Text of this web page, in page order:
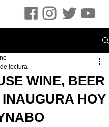
WINE, BEER
HOY
lectura